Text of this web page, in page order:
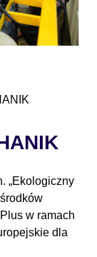
„Ekologiczny
w ramach
dla